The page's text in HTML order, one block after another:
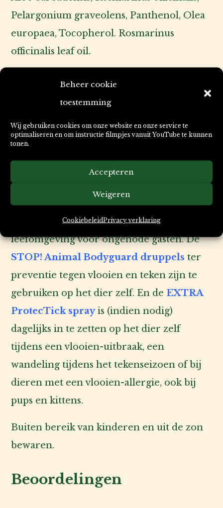
Beheer cookie
toestemming
Wij gebruiken cookies om onze website en onze service te
optimaliseren en om instructie filmpjes vanuit YouTube te kunnen
tonen.
Accepteren
Weigeren
CookiebeleidPrivacy verklaring
Pelargonium graveolens, Panthenol, Olea
europaea, Tocopherol. Rosmarinus
officinalis leaf oil.
weersomstandigheden. Extra bescherming
naar de andere producten in de lijn van
STOP! Animal Bodyguard. De
Omgevingsspraymet synergetische
plantextracten zorgt voor een onprettige
leefomgeving voor ongenode gasten. De
STOP! Animal Bodyguard druppels ter
preventie tegen vlooien en teken zijn te
gebruiken op het dier zelf. En de EXTRA
ProtecTick sprayis (indien nodig)
dagelijks in te zetten op het dier zelf
tijdens een vlooien-uitbraak, een
wandeling tijdens het tekenseizoen of bij
dieren met een vlooien-allergie, ook bij
pups en kittens.
Buiten bereik van kinderen en uit de zon
bewaren.
Beoordelingen